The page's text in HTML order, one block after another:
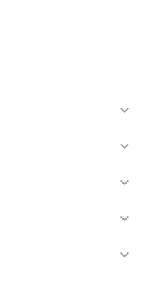




